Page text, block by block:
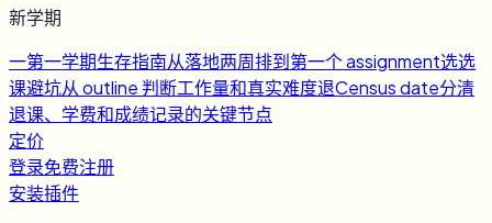
新学期
一第一学期生存指南从落地两周排到第一个 assignment选选
课避坑从 outline 判断工作量和真实难度退Census date分清
退课、学费和成绩记录的关键节点
定价
登录免费注册
安装插件